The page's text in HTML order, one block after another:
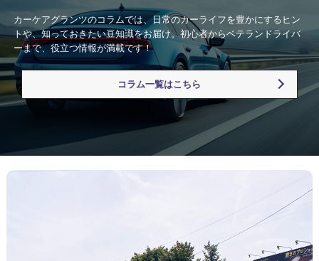
カーケアグランツのコラムでは、日常のカーライフを豊かにするヒン
トや、知っておきたい豆知識をお届け。初心者からベテランドライバ
ーまで、役立つ情報が満載です！
コラム一覧はこちら